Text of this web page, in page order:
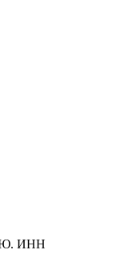
ИНН